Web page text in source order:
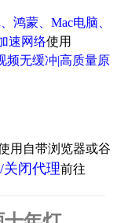
鸿蒙、Mac电脑、
速网络使用
频无缓冲|高质量原
用自带浏览器或谷
闭代理前往